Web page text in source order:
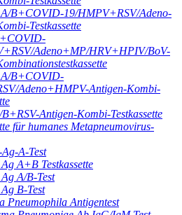
B+COVID-19/HMPV+RSV/Adeno-
Testkassette
Adeno+MP/HRV+HPIV/BoV-
B+COVID-
Adeno+HMPV-Antigen-Kombi-
Antigen-Kombi-Testkassette
für humanes Metapneumovirus-
A-Test
A+B Testkassette
A/B-Test
B-Test
Pneumophila Antigentest